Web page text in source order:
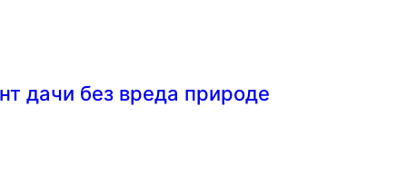
дачи без вреда природе